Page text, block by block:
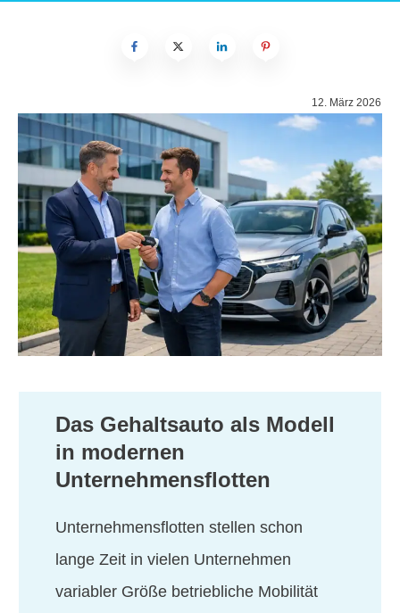
12. März 2026
Das Gehaltsauto als Modell
in modernen
Unternehmensflotten
Unternehmensflotten stellen schon
lange Zeit in vielen Unternehmen
variabler Größe betriebliche Mobilität